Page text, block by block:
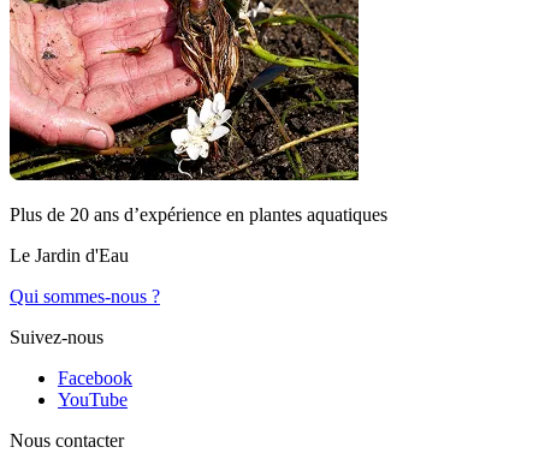
Plus de 20 ans d’expérience en plantes aquatiques
Le Jardin d'Eau
Qui sommes-nous ?
Suivez-nous
Facebook
YouTube
Nous contacter